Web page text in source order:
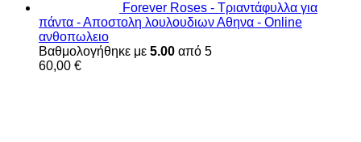
Forever Roses - Τριαντάφυλλα για
πάντα - Αποστολη λουλουδιων Αθηνα - Online
ανθοπωλειο
Βαθμολογήθηκε με 5.00 από 5
60,00 €